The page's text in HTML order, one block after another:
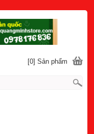
[0] Sản phẩm